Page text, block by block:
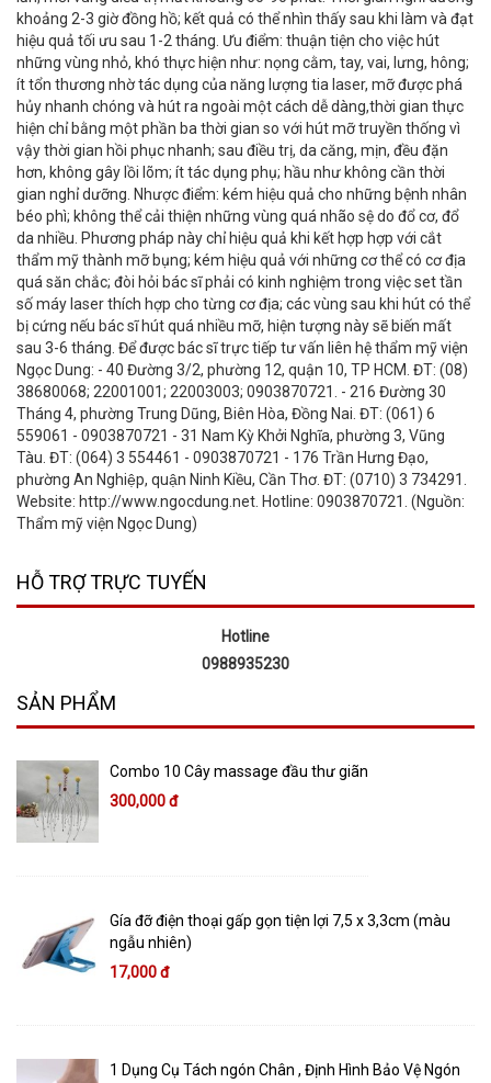
khoảng 2-3 giờ đồng hồ; kết quả có thể nhìn thấy sau khi làm và đạt
hiệu quả tối ưu sau 1-2 tháng. Ưu điểm: thuận tiện cho việc hút
những vùng nhỏ, khó thực hiện như: nọng cằm, tay, vai, lưng, hông;
ít tổn thương nhờ tác dụng của năng lượng tia laser, mỡ được phá
hủy nhanh chóng và hút ra ngoài một cách dễ dàng,thời gian thực
hiện chỉ bằng một phần ba thời gian so với hút mỡ truyền thống vì
vậy thời gian hồi phục nhanh; sau điều trị, da căng, mịn, đều đặn
hơn, không gây lồi lõm; ít tác dụng phụ; hầu như không cần thời
gian nghỉ dưỡng. Nhược điểm: kém hiệu quả cho những bệnh nhân
béo phì; không thể cải thiện những vùng quá nhão sệ do đổ cơ, đổ
da nhiều. Phương pháp này chỉ hiệu quả khi kết hợp hợp với cắt
thẩm mỹ thành mỡ bụng; kém hiệu quả với những cơ thể có cơ địa
quá săn chắc; đòi hỏi bác sĩ phải có kinh nghiệm trong việc set tần
số máy laser thích hợp cho từng cơ địa; các vùng sau khi hút có thể
bị cứng nếu bác sĩ hút quá nhiều mỡ, hiện tượng này sẽ biến mất
sau 3-6 tháng. Để được bác sĩ trực tiếp tư vấn liên hệ thẩm mỹ viện
Ngọc Dung: - 40 Đường 3/2, phường 12, quận 10, TP HCM. ĐT: (08)
38680068; 22001001; 22003003; 0903870721. - 216 Đường 30
Tháng 4, phường Trung Dũng, Biên Hòa, Đồng Nai. ĐT: (061) 6
559061 - 0903870721 - 31 Nam Kỳ Khởi Nghĩa, phường 3, Vũng
Tàu. ĐT: (064) 3 554461 - 0903870721 - 176 Trần Hưng Đạo,
phường An Nghiệp, quận Ninh Kiều, Cần Thơ. ĐT: (0710) 3 734291.
Website: http://www.ngocdung.net. Hotline: 0903870721. (Nguồn:
Thẩm mỹ viện Ngọc Dung)
HỖ TRỢ TRỰC TUYẾN
Hotline
0988935230
SẢN PHẨM
Combo 10 Cây massage đầu thư giãn
300,000 đ
Gía đỡ điện thoại gấp gọn tiện lợi 7,5 x 3,3cm (màu
ngẫu nhiên)
17,000 đ
1 Dụng Cụ Tách ngón Chân , Định Hình Bảo Vệ Ngón